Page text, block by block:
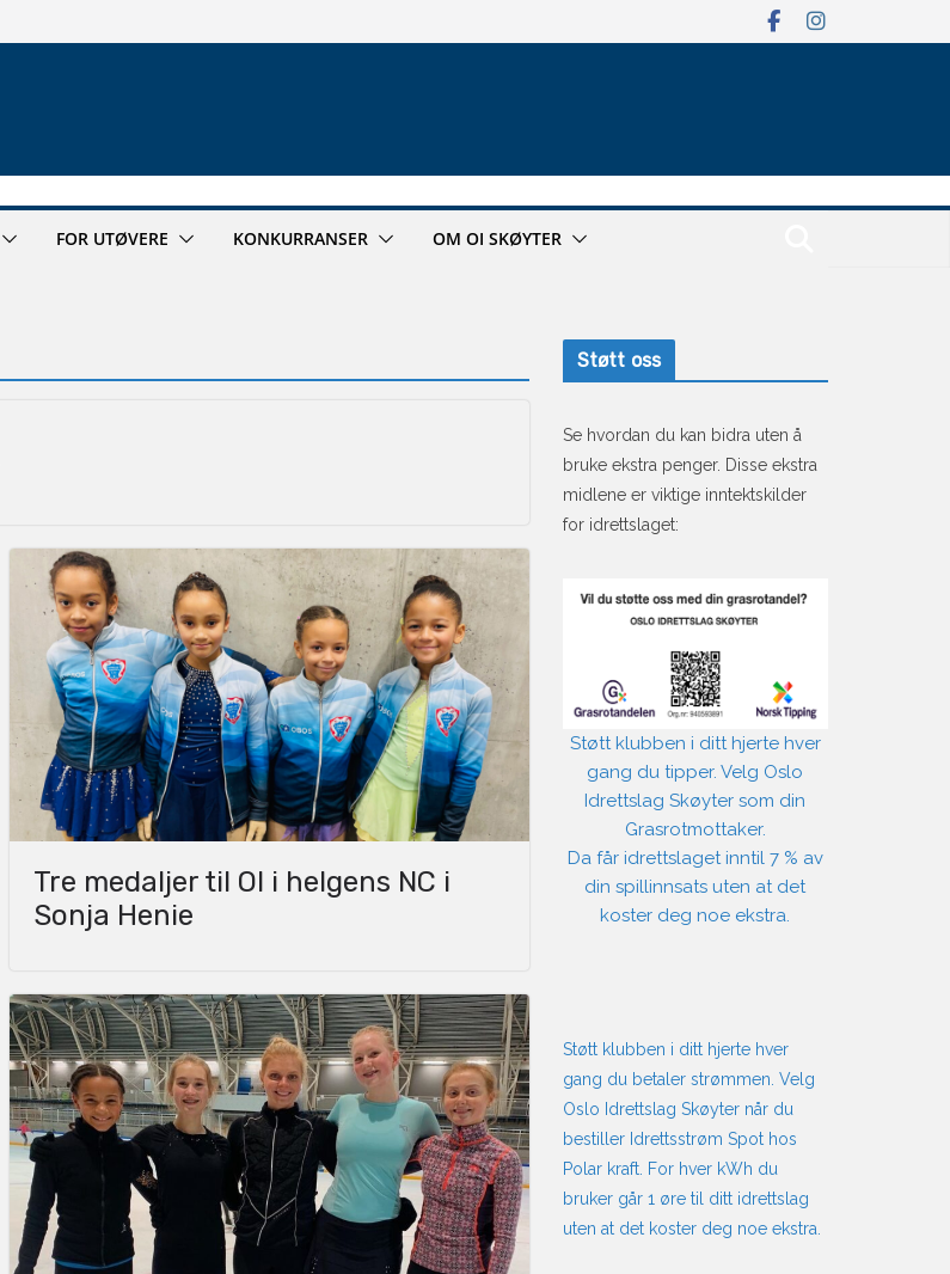
FOR UTØVERE KONKURRANSER OM OI SKØYTER
Tre medaljer til OI i helgens NC i
Sonja Henie
Støtt oss
Se hvordan du kan bidra uten å
bruke ekstra penger. Disse ekstra
midlene er viktige inntektskilder
for idrettslaget:
Støtt klubben i ditt hjerte hver
gang du tipper. Velg Oslo
Idrettslag Skøyter som din
Grasrotmottaker.
Da får idrettslaget inntil 7 % av
din spillinnsats uten at det
koster deg noe ekstra.
Støtt klubben i ditt hjerte hver
gang du betaler strømmen. Velg
Oslo Idrettslag Skøyter når du
bestiller Idrettsstrøm Spot hos
Polar kraft. For hver kWh du
bruker går 1 øre til ditt idrettslag
uten at det koster deg noe ekstra.